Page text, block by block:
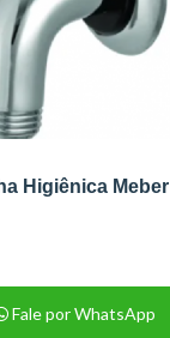
Higiênica Meber
Fale por WhatsApp